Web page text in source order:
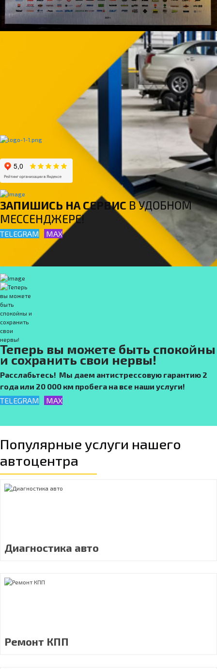
ЗАПИШИСЬ НА СЕРВИС В УДОБНОМ
МЕССЕНДЖЕРЕ!
TELEGRAM MAX
Теперь вы можете быть спокойны
и сохранить свои нервы!
Расслабьтесь! Мы даем антистрессовую гарантию 2
года или 20 000 км пробега на все наши услуги!
TELEGRAM
MAX
Популярные услуги нашего
автоцентра
Диагностика авто
Ремонт КПП